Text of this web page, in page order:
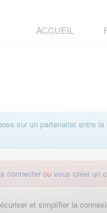
ACCUEIL
sur un partenariat entre
connecter ou vous créer un
et simplifier la